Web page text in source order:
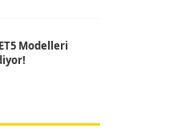
Modelleri